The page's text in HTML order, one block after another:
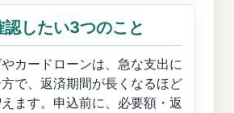
したい3つのこと
カードローンは、急な支出に
で、返済期間が長くなるほど
ます。申込前に、必要額・返